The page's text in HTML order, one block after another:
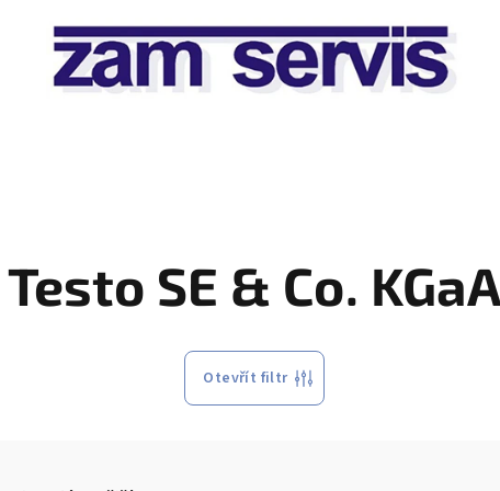
Testo SE & Co. KGaA
Otevřít filtr